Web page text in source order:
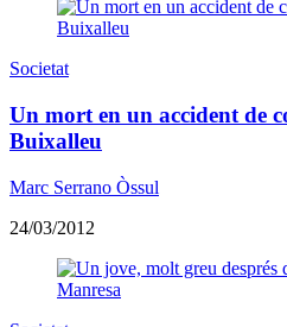
Societat
Un mort en un accident de
Buixalleu
Marc Serrano Òssul
24/03/2012